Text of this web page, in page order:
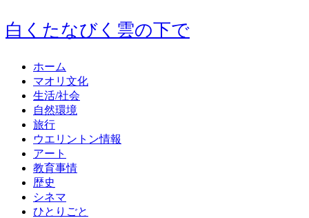
白くたなびく雲の下で
ホーム
マオリ文化
生活/社会
自然環境
旅行
ウエリントン情報
アート
教育事情
歴史
シネマ
ひとりごと